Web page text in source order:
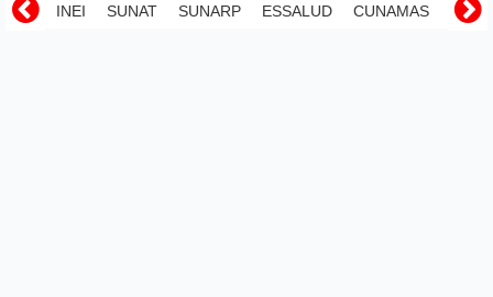
INEI SUNAT SUNARP ESSALUD CUNAMAS